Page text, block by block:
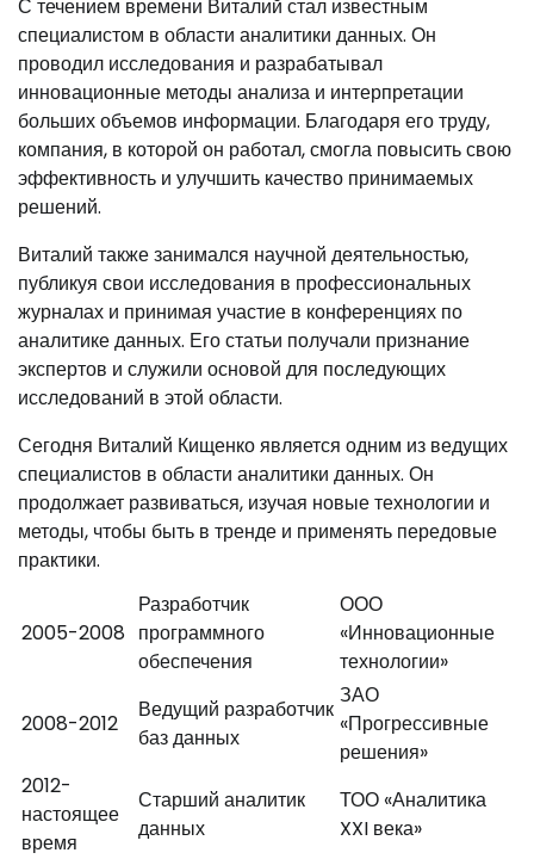
С течением времени Виталий стал известным
специалистом в области аналитики данных. Он
проводил исследования и разрабатывал
инновационные методы анализа и интерпретации
больших объемов информации. Благодаря его труду,
компания, в которой он работал, смогла повысить свою
эффективность и улучшить качество принимаемых
решений.
Виталий также занимался научной деятельностью,
публикуя свои исследования в профессиональных
журналах и принимая участие в конференциях по
аналитике данных. Его статьи получали признание
экспертов и служили основой для последующих
исследований в этой области.
Сегодня Виталий Кищенко является одним из ведущих
специалистов в области аналитики данных. Он
продолжает развиваться, изучая новые технологии и
методы, чтобы быть в тренде и применять передовые
практики.
2005-2008
Разработчик
программного
обеспечения
ООО
«Инновационные
технологии»
2008-2012
Ведущий разработчик
баз данных
ЗАО
«Прогрессивные
решения»
2012-
настоящее
время
Старший аналитик
данных
ТОО «Аналитика
XXI века»